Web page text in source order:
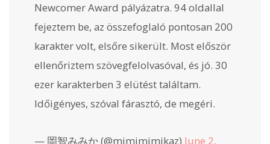
Newcomer Award pályázatra. 94 oldallal
fejeztem be, az összefoglaló pontosan 200
karakter volt, elsőre sikerült. Most először
ellenőriztem szövegfelolvasóval, és jó. 30
ezer karakterben 3 elütést találtam.
Időigényes, szóval fárasztó, de megéri.
— 岡智みみか (@mimimimikaz) June 2,